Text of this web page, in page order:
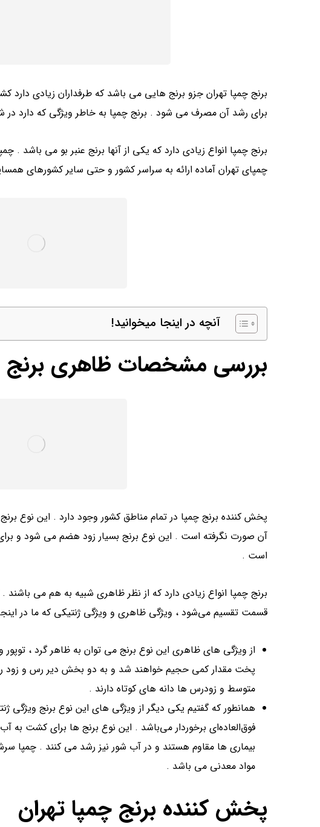
برنج چمپا تهران جزو برنج هایی می باشد که طرفداران زیادی
برای رشد آن مصرف می شود . برنج چمپا به خاطر ویژگی که دارد
برنج چمپا انواع زیادی دارد که یکی از آنها برنج عنبر بو می باشد
چمپای تهران آماده ارائه به سراسر کشور و حتی سایر کشورهای
آنچه در اینجا میخوانید!
بررسی مشخصات ظاهری برنج
پخش کننده برنج چمپا در تمام مناطق کشور وجود دارد . این نوع
آن صورت نگرفته است . این نوع برنج بسیار زود هضم می شود و
است .
برنج چمپا انواع زیادی دارد که از نظر ظاهری شبیه به هم می
قسمت تقسیم می‌شود ، ویژگی ظاهری و ویژگی ژنتیکی که ما در
از ویژگی های ظاهری این نوع برنج می توان به ظاهر گرد ، توپور
پخت مقدار کمی حجیم خواهند شد و به دو بخش دیر رس و زود
متوسط و زودرس ها دانه های کوتاه دارند ‌.
همانطور که گفتیم یکی دیگر از ویژگی های این نوع برنج ویژگی
فوق‌العاده‌ای برخوردار می‌باشد . این نوع برنج ها برای کشت به
بیماری ها مقاوم هستند و در آب شور نیز رشد می کنند ‌. چمپا
مواد معدنی می باشد .
پخش کننده برنج چمپا تهران